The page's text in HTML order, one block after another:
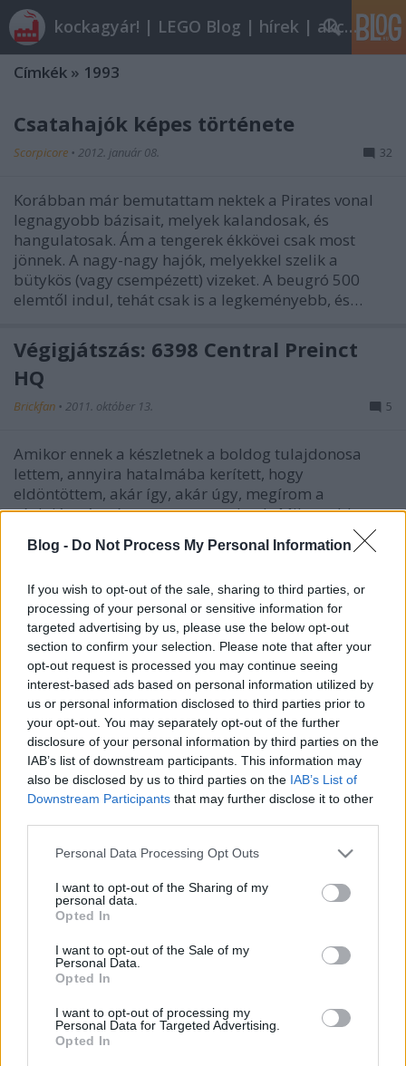
Blog - Do Not Process My Personal Information
If you wish to opt-out of the sale, sharing to third parties, or
processing of your personal or sensitive information for
targeted advertising by us, please use the below opt-out
section to confirm your selection. Please note that after your
opt-out request is processed you may continue seeing
interest-based ads based on personal information utilized by
us or personal information disclosed to third parties prior to
your opt-out. You may separately opt-out of the further
disclosure of your personal information by third parties on the
IAB’s list of downstream participants. This information may
also be disclosed by us to third parties on the IAB’s List of
Downstream Participants that may further disclose it to other
Please note that this website/app uses one or more Google
not limited to your visit or usage behaviour. You may click to
grant or deny consent to Google and its third-party tags to
use your data for below specified purposes in below Google
consent section.
Personal Data Processing Opt Outs
I want to opt-out of the Sharing of my
personal data.
Opted In
I want to opt-out of the Sale of my
Personal Data.
Opted In
I want to opt-out of processing my
Personal Data for Targeted Advertising.
Opted In
kockagyár! | LEGO Blog | hírek | akciók |
Címkék » 1993
Csatahajók képes története
Scorpicore • 2012. január 08. 32
Korábban már bemutattam nektek a Pirates vonal
legnagyobb bázisait, melyek kalandosak, és
hangulatosak. Ám a tengerek ékkövei csak most
jönnek. A nagy-nagy hajók, melyekkel szelik a
bütykös (vagy csempézett) vizeket. A beugró 500
elemtől indul, tehát csak is a legkeményebb, és…
Végigjátszás: 6398 Central Preinct
HQ
Brickfan • 2011. október 13. 5
Amikor ennek a készletnek a boldog tulajdonosa
lettem, annyira hatalmába kerített, hogy
eldöntöttem, akár így, akár úgy, megírom a
végigjátszást, és megosztom veletek. Mikor a blogon
története (és kiderült, hogy a 6398 a negyedik…
Varázslók képes története
Scorpicore• 2011. szeptember 29.
Ti tudjátok kik gonoszkodnak Castle
készletekben? Itt jönnek sorban, varázslók
boszorkányok. Csak győzzétek félni őket! 1993:
Majisto Sorban az első varázsló, aki sárkány
lovagjaival, és hangulatos készleteivel szinte
berobbant '93-ban. Akkoriban szinte minden…